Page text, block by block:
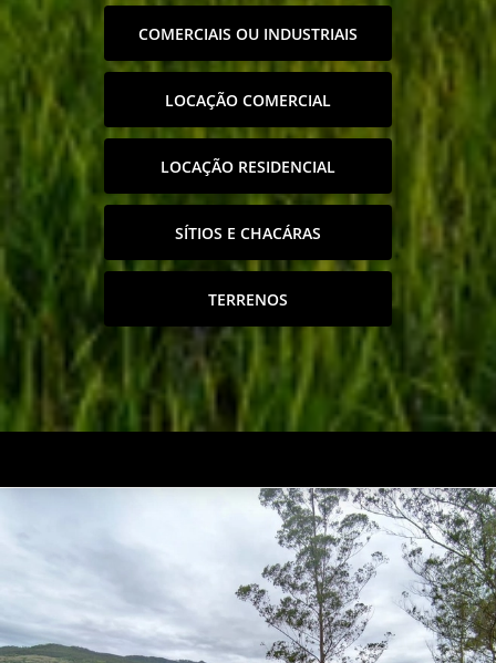
COMERCIAIS OU INDUSTRIAIS
LOCAÇÃO COMERCIAL
LOCAÇÃO RESIDENCIAL
SÍTIOS E CHACÁRAS
TERRENOS